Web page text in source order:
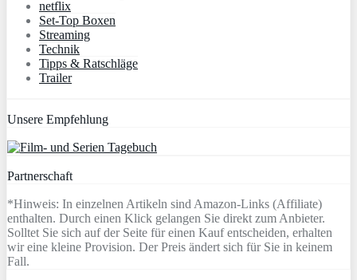
netflix
Set-Top Boxen
Streaming
Technik
Tipps & Ratschläge
Trailer
Unsere Empfehlung
Partnerschaft
*Hinweis: In einzelnen Artikeln sind Amazon-Links (Affiliate)
enthalten. Durch einen Klick gelangen Sie direkt zum Anbieter.
Solltet Sie sich auf der Seite für einen Kauf entscheiden, erhalten
wir eine kleine Provision. Der Preis ändert sich für Sie in keinem
Fall.